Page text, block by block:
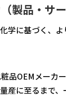
製品・サ
学に基づく、
品OEMメーカ
産に至るまで